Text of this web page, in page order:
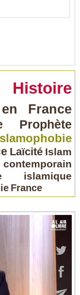
Histoire
France
Prophète
Laïcité Islam
islamique
France